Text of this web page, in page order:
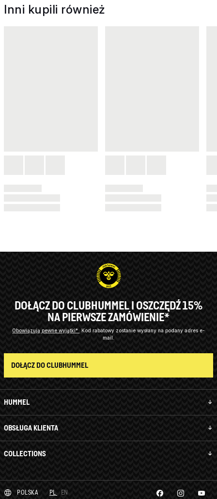
Inni kupili również
HUMMEL
OBSŁUGA KLIENTA
COLLECTIONS
DOŁĄCZ DO CLUBHUMMEL I OSZCZĘDŹ 15%
NA PIERWSZE ZAMÓWIENIE*
Obowiązują pewne wyjątki*
Kod rabatowy zostanie wysłany na podany adres e-
mail.
DOŁĄCZ DO CLUBHUMMEL
POLSKA PL EN